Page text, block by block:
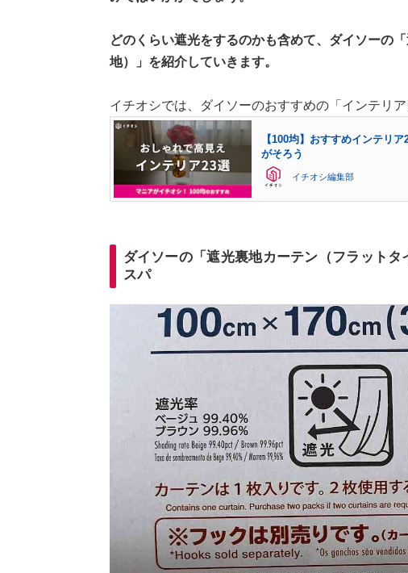
どのくらい遮光をするのかも含めて、ダイソーの
地）」を紹介していきます。
イチオシでは、ダイソーのおすすめの「インテリ
【100均】おすすめインテリ
がそろう
イチオシ編集部
ダイソーの「遮光裏地カーテン（フラット
スパ